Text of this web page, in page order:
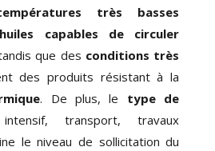
très basses
huiles capables de circuler
que des conditions très
des produits résistant à la
. De plus, le type de
transport, travaux
le niveau de sollicitation du